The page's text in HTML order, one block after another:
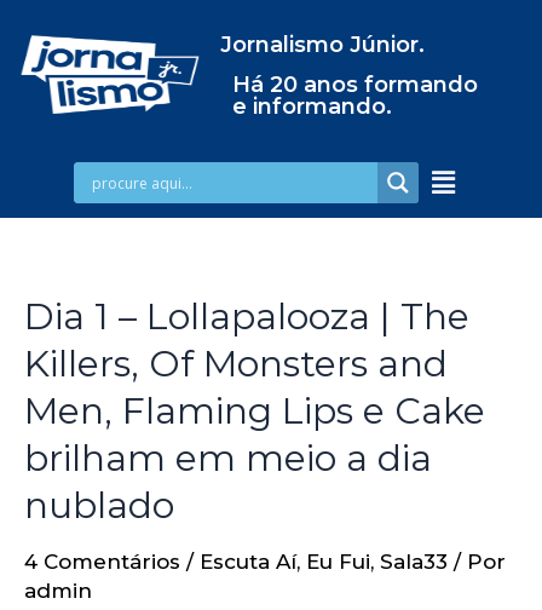
Jornalismo Júnior.
Há 20 anos formando
e informando.
Dia 1 – Lollapalooza | The
Killers, Of Monsters and
Men, Flaming Lips e Cake
brilham em meio a dia
nublado
4 Comentários / Escuta Aí, Eu Fui, Sala33 / Por
admin